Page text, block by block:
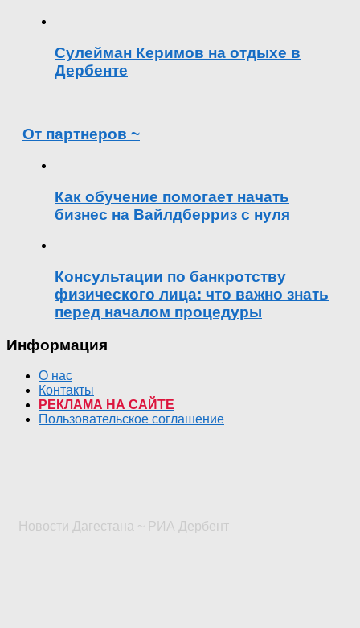
Сулейман Керимов на отдыхе в
Дербенте
От партнеров ~
Как обучение помогает начать
бизнес на Вайлдберриз с нуля
Консультации по банкротству
физического лица: что важно знать
перед началом процедуры
Информация
О нас
Контакты
РЕКЛАМА НА САЙТЕ
Пользовательское соглашение
Новости Дагестана ~ РИА Дербент